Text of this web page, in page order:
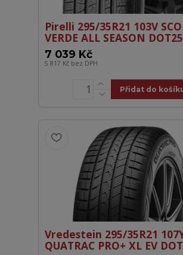
Pirelli 295/35R21 103V
VERDE ALL SEASON DOT25
7 039 Kč
5 817 Kč bez DPH
Přidat do
Vredestein 295/35R21
QUATRAC PRO+ XL EV